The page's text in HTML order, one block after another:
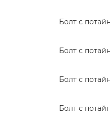
Болт с
Болт с
Болт с
Болт с